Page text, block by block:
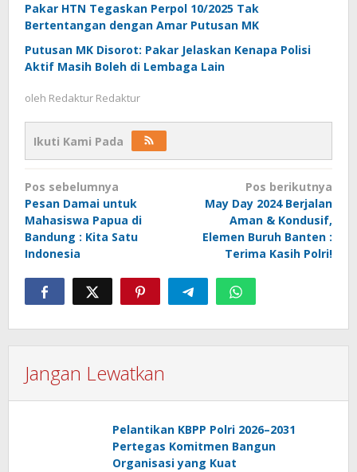
Pakar HTN Tegaskan Perpol 10/2025 Tak
Bertentangan dengan Amar Putusan MK
Putusan MK Disorot: Pakar Jelaskan Kenapa Polisi
Aktif Masih Boleh di Lembaga Lain
oleh Redaktur Redaktur
Ikuti Kami Pada
Navigasi
pos
Pos sebelumnya
Pesan Damai untuk
Mahasiswa Papua di
Bandung : Kita Satu
Indonesia
Pos berikutnya
May Day 2024 Berjalan
Aman & Kondusif,
Elemen Buruh Banten :
Terima Kasih Polri!
Jangan Lewatkan
Pelantikan KBPP Polri 2026–2031
Pertegas Komitmen Bangun
Organisasi yang Kuat